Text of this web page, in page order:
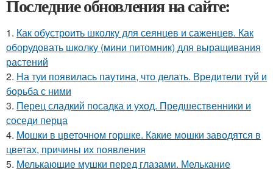
Последние обновления на сайте:
1. Как обустроить школку для сеянцев и саженцев. Как
оборудовать школку (мини питомник) для выращивания
растений
2. На туи появилась паутина, что делать. Вредители туй и
борьба с ними
3. Перец сладкий посадка и уход. Предшественники и
соседи перца
4. Мошки в цветочном горшке. Какие мошки заводятся в
цветах, причины их появления
5. Мелькающие мушки перед глазами. Мелькание